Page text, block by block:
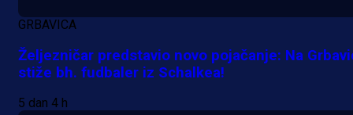
GRBAVICA
Željezničar predstavio novo pojačanje: Na
stiže bh. fudbaler iz Schalkea!
5 dan 4 h